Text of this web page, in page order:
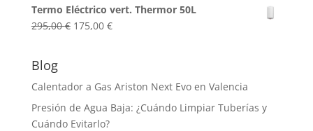
1.796,00 €.900,00 €.
original
era:
actual
es:
Termo Eléctrico vert. Thermor 50L
295,00€ El
295,00 €.
175,00 €El
175,00 €.
Blog
Calentador a Gas Ariston Next Evo en Valencia
Presión de Agua Baja: ¿Cuándo Limpiar Tuberías y
Cuándo Evitarlo?